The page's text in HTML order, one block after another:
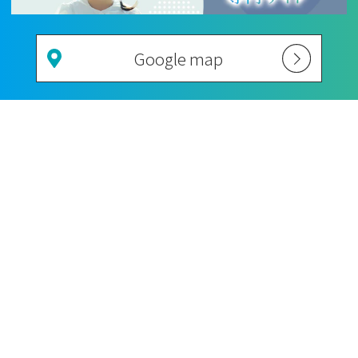
Google map